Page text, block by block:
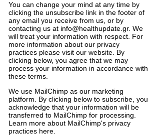
You can change your mind at any time by
clicking the unsubscribe link in the footer of
any email you receive from us, or by
contacting us at info@healthupdate.gr. We
will treat your information with respect. For
more information about our privacy
practices please visit our website. By
clicking below, you agree that we may
process your information in accordance with
these terms.
We use MailChimp as our marketing
platform
By clicking below to subscribe you
acknowledge that your information will be
transferred to MailChimp for processing
Learn more about MailChimp's privacy
practices here